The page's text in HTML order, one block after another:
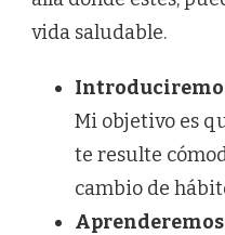
vida saludable.
Mi objetivo es
te resulte
cambio de